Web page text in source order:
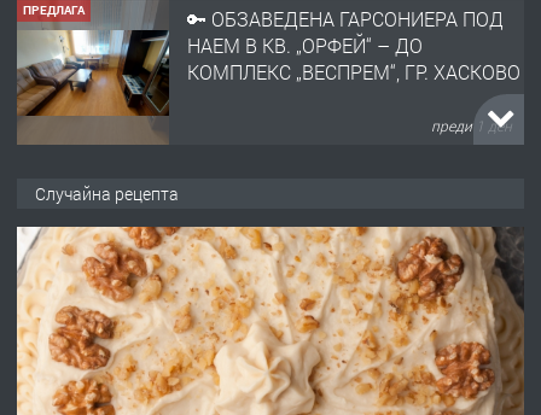
ПРЕДЛАГА
НАПЪЛНО ОБЗАВЕДЕН И
ОБОРУДВАН ТРИСТАЕН
АПАРТАМЕНТ В ЦЕНТЪРА НА ГР.
преди 2 дни
преди 2 дни
ПРЕДЛАГА
№4120 Магазин/Офис под наем в кв.
Любен Каравелов, Хасково-близо до
градската градина!
Случайна рецепта